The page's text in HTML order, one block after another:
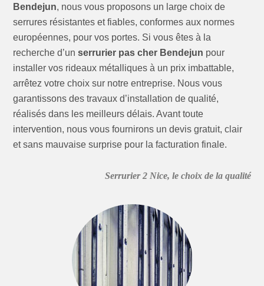
Bendejun, nous vous proposons un large choix de
serrures résistantes et fiables, conformes aux normes
européennes, pour vos portes. Si vous êtes à la
recherche d’unserrurier pas cher Bendejun pour
installer vos rideaux métalliques à un prix imbattable,
arrêtez votre choix sur notre entreprise. Nous vous
garantissons des travaux d’installation de qualité,
réalisés dans les meilleurs délais. Avant toute
intervention, nous vous fournirons un devis gratuit, clair
et sans mauvaise surprise pour la facturation finale.
Serrurier 2 Nice, le choix de la qualité